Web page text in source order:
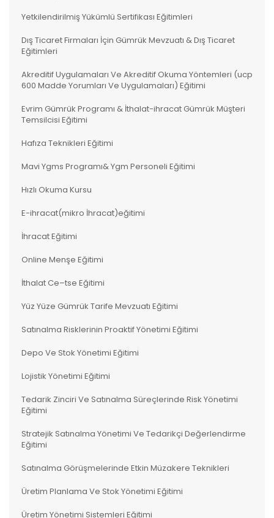
Yetkilendirilmiş Yükümlü Sertifikası Eğitimleri
Dış Ticaret Firmaları İçin Gümrük Mevzuatı & Dış Ticaret
Eğitimleri
Akreditif Uygulamaları Ve Akreditif Okuma Yöntemleri (ucp
600 Madde Yorumları Ve Uygulamaları) Eğitimi
Evrim Gümrük Programı & İthalat-ihracat Gümrük Müşteri
Temsilcisi Eğitimi
Hafıza Teknikleri Eğitimi
Mavi Ygms Programı& Ygm Personeli Eğitimi
Hızlı Okuma Kursu
E-ihracat(mikro İhracat)eğitimi
İhracat Eğitimi
Online Menşe Eğitimi
İthalat Ce–tse Eğitimi
Yüz Yüze Gümrük Tarife Mevzuatı Eğitimi
Satınalma Risklerinin Proaktif Yönetimi Eğitimi
Depo Ve Stok Yönetimi Eğitimi
Lojistik Yönetimi Eğitimi
Tedarik Zinciri Ve Satınalma Süreçlerinde Risk Yönetimi
Eğitimi
Stratejik Satınalma Yönetimi Ve Tedarikçi Değerlendirme
Eğitimi
Satınalma Görüşmelerinde Etkin Müzakere Teknikleri
Üretim Planlama Ve Stok Yönetimi Eğitimi
Üretim Yönetimi Sistemleri Eğitimi